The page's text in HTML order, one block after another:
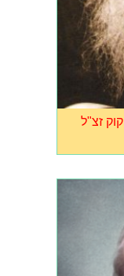
זצ"ל